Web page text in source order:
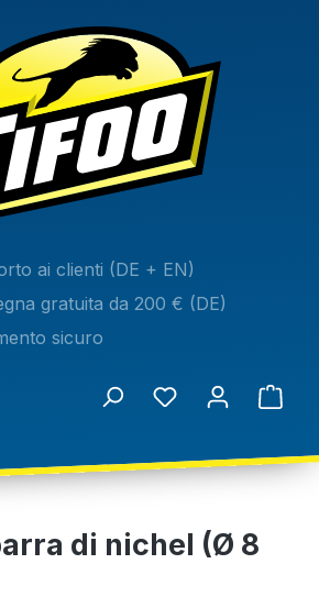
ai clienti (DE + EN)
gratuita da 200 € (DE)
sicuro
di nichel (Ø 8